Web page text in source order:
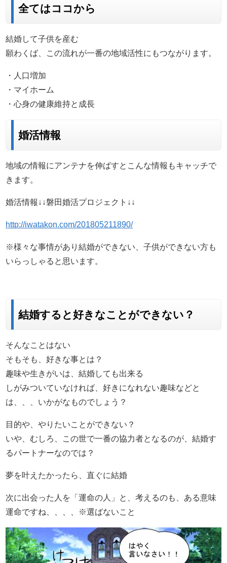
全てはココから
結婚して子供を産む
願わくば、この流れが一番の地域活性にもつながります。
・人口増加
・マイホーム
・心身の健康維持と成長
婚活情報
地域の情報にアンテナを伸ばすとこんな情報もキャッチで
きます。
婚活情報↓↓磐田婚活プロジェクト↓↓
http://iwatakon.com/201805211890/
※様々な事情があり結婚ができない、子供ができない方も
いらっしゃると思います。
結婚すると好きなことができない？
そんなことはない
そもそも、好きな事とは？
趣味や生きがいは、結婚しても出来る
しがみついていなければ、好きになれない趣味などと
は、、、いかがなものでしょう？
目的や、やりたいことができない？
いや、むしろ、この世で一番の協力者となるのが、結婚す
るパートナーなのでは？
夢を叶えたかったら、直ぐに結婚
次に出会った人を「運命の人」と、考えるのも、ある意味
運命ですね、、、、※選ばないこと